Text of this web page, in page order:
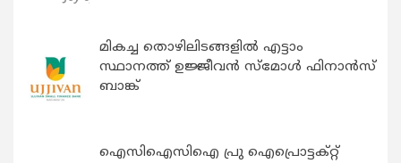
മികച്ച തൊഴിലിടങ്ങളിൽ എട്ടാം
സ്ഥാനത്ത് ഉജ്ജീവൻ സ്മോൾ ഫിനാൻസ്
ബാങ്ക്
ഐസിഐസിഐ പ്രു ഐപ്രൊട്ടക്റ്റ്